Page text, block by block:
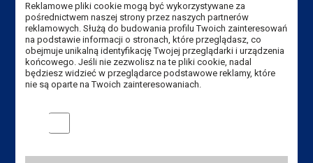
ul. Adama Mickiewicza 5, 64-100 Leszno
Tel. Instytut: +48 65 528 78 75,
+48 65 528 78 73
Tel. rekrutacja: +48 65 525 01 12
Reklamowe pliki cookie mogą być wykorzystywane za
pośrednictwem naszej strony przez naszych partnerów
reklamowych. Służą do budowania profilu Twoich zainteresowań
na podstawie informacji o stronach, które przeglądasz, co
obejmuje unikalną identyfikację Twojej przeglądarki i urządzenia
końcowego. Jeśli nie zezwolisz na te pliki cookie, nadal
będziesz widzieć w przeglądarce podstawowe reklamy, które
nie są oparte na Twoich zainteresowaniach.
Marketingowe pliki cookies